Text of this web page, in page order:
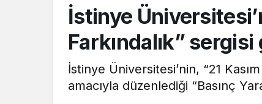
İstinye
Farkındalık”
İstinye Üniversitesi’nin, “21
amacıyla düzenlediği “Basınç